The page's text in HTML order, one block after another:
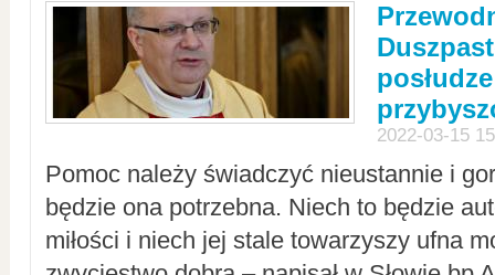
2022-03-15
Pomoc należy świadczyć nieustannie i
będzie ona potrzebna. Niech to będzie
miłości i niech jej stale towarzyszy ufna